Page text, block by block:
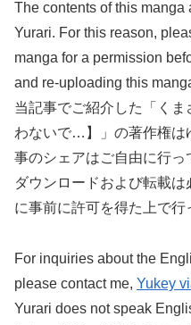
The contents of this manga
Yurari. For this reason,
manga for a permission
and re-uploading this
当記事でご紹介した「く
わないで…】」の著作権は
事のシェアはご自由に行
ダウンロードおよび転載
に事前に許可を得た上で行
For inquiries about the
please contact me, Yukey
Yurari does not speak